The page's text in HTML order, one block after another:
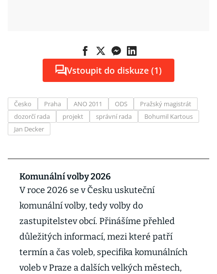
Vstoupit do diskuze (1)
Česko Praha ANO 2011 ODS
Pražský magistrát
dozorčí rada
projekt správní rada
Bohumil Kartous
Jan Decker
Komunální volby 2026
V roce 2026 se v Česku uskuteční
komunální volby, tedy volby do
zastupitelstev obcí. Přinášíme přehled
důležitých informací, mezi které patří
termín a čas voleb, specifika komunálních
voleb v Praze a dalších velkých městech,